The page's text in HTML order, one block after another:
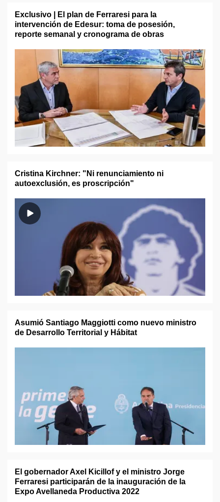
Exclusivo | El plan de Ferraresi para la
intervención de Edesur: toma de posesión,
reporte semanal y cronograma de obras
Cristina Kirchner: "Ni renunciamiento ni
autoexclusión, es proscripción"
Asumió Santiago Maggiotti como nuevo ministro
de Desarrollo Territorial y Hábitat
El gobernador Axel Kicillof y el ministro Jorge
Ferraresi participarán de la inauguración de la
Expo Avellaneda Productiva 2022